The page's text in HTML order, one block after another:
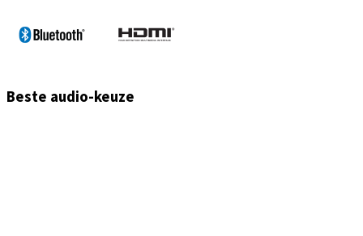
Beste audio-keuze